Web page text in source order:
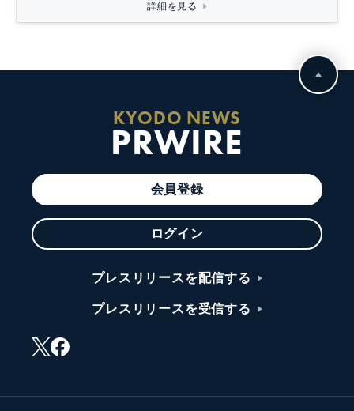
詳細を見る
KYODO NEWS
PRWIRE
会員登録
ログイン
プレスリリースを配信する
プレスリリースを受信する